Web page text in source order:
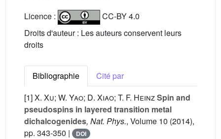
Licence :
CC-BY 4.0
Droits d'auteur : Les auteurs conservent leurs
droits
Bibliographie
Cité par
[1]X. Xu; W. Yao; D. Xiao; T. F. HeinzSpin and
pseudospins in layered transition metal
dichalcogenides, Nat. Phys., Volume 10 (2014),
pp. 343-350 |
DOI